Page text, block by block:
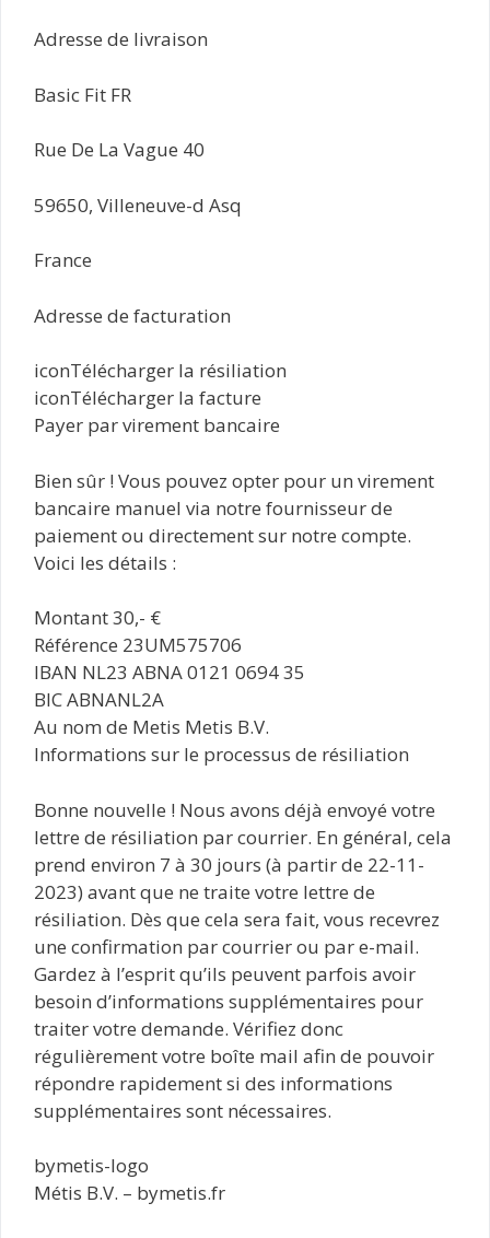
Adresse de livraison
Basic Fit FR
Rue De La Vague 40
59650, Villeneuve-d Asq
France
Adresse de facturation
iconTélécharger la résiliation
iconTélécharger la facture
Payer par virement bancaire
Bien sûr ! Vous pouvez opter pour un virement
bancaire manuel via notre fournisseur de
paiement ou directement sur notre compte.
Voici les détails :
Montant 30,- €
Référence 23UM575706
IBAN NL23 ABNA 0121 0694 35
BIC ABNANL2A
Au nom de Metis Metis B.V.
Informations sur le processus de résiliation
Bonne nouvelle ! Nous avons déjà envoyé votre
lettre de résiliation par courrier. En général, cela
prend environ 7 à 30 jours (à partir de 22-11-
2023) avant que ne traite votre lettre de
résiliation. Dès que cela sera fait, vous recevrez
une confirmation par courrier ou par e-mail.
Gardez à l’esprit qu’ils peuvent parfois avoir
besoin d’informations supplémentaires pour
traiter votre demande. Vérifiez donc
régulièrement votre boîte mail afin de pouvoir
répondre rapidement si des informations
supplémentaires sont nécessaires.
bymetis-logo
Métis B.V. – bymetis.fr